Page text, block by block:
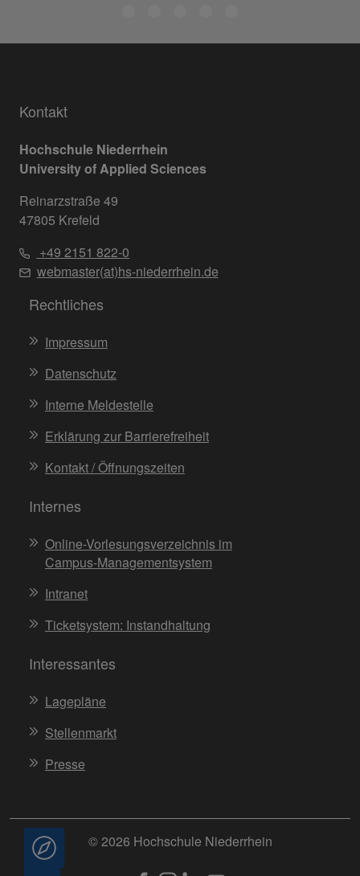
Kontakt
Hochschule Niederrhein
University of Applied Sciences
Reinarzstraße 49
47805 Krefeld
+49 2151 822-0
webmaster(at)hs-niederrhein.de
Rechtliches
Impressum
Datenschutz
Interne Meldestelle
Erklärung zur Barrierefreiheit
Kontakt / Öffnungszeiten
Internes
Online-Vorlesungsverzeichnis im
Campus-Managementsystem
Intranet
Ticketsystem: Instandhaltung
Interessantes
Lagepläne
Stellenmarkt
Presse
© 2026 Hochschule Niederrhein
Beratung